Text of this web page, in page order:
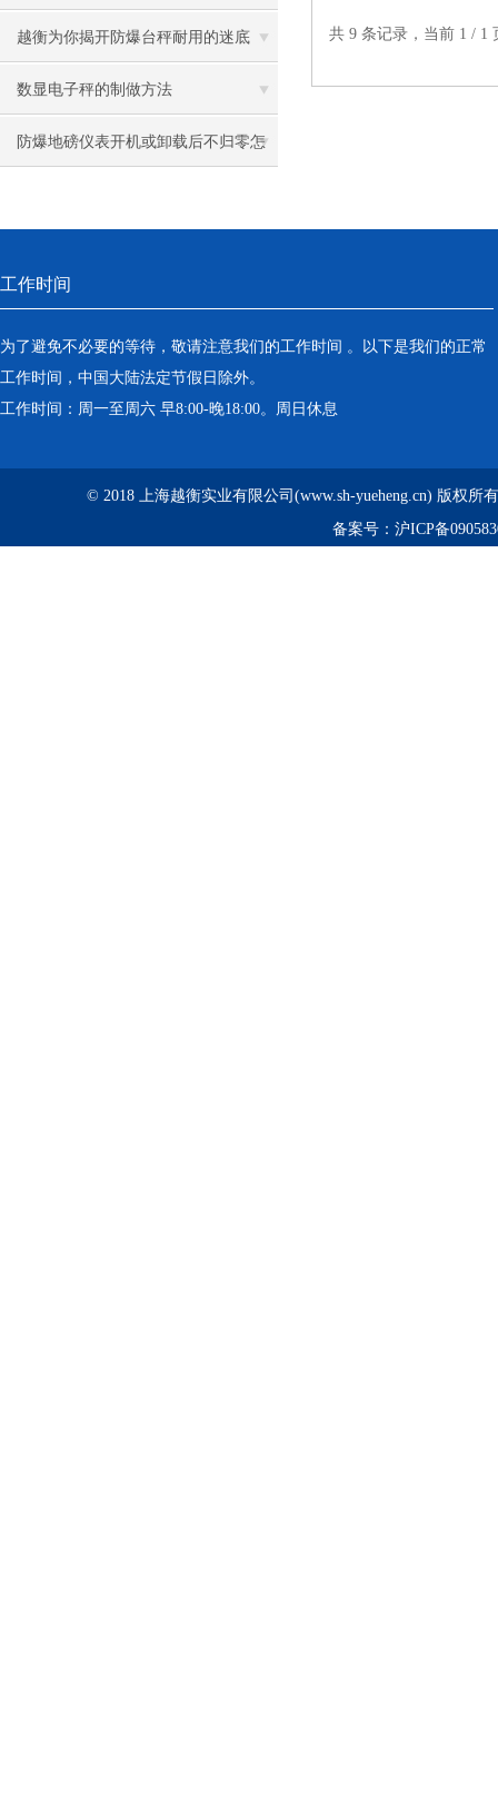
越衡为你揭开防爆台秤耐用的迷底
数显电子秤的制做方法
防爆地磅仪表开机或卸载后不归零怎
共 9 条记录，当前 1 /
工作时间
为了避免不必要的等待，敬请注意我们的工作时间 。以下是我们的正常
工作时间，中国大陆法定节假日除外。
工作时间：周一至周六 早8:00-晚18:00。周日休息
© 2018 上海越衡实业有限公司(www.sh-yueheng.cn) 版权所
备案号： 沪ICP备